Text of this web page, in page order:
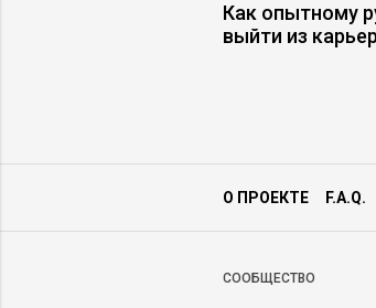
Как опытному
выйти из
О ПРОЕКТЕ F.A.Q.
CООБЩЕСТВО